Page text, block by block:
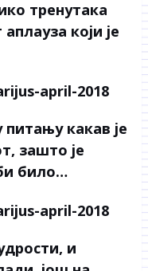
тренутака
који је
какав је
зашто је
било…
и